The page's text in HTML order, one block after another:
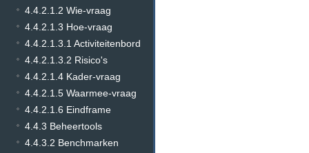
4.4.2.1.2 Wie-vraag
4.4.2.1.3 Hoe-vraag
4.4.2.1.3.1 Activiteitenbord
4.4.2.1.3.2 Risico's
4.4.2.1.4 Kader-vraag
4.4.2.1.5 Waarmee-vraag
4.4.2.1.6 Eindframe
4.4.3 Beheertools
4.4.3.2 Benchmarken